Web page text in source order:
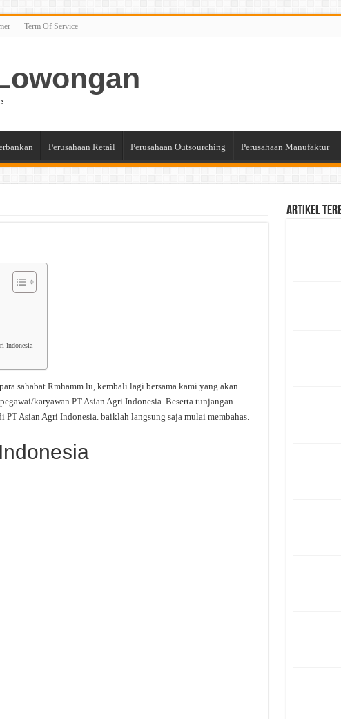
Term Of Service
Perusahaan Retail Perusahaan Outsourching Perusahaan Manufaktur
Indonesia
sahabat Rmhamm.lu, kembali lagi bersama kami yang akan
karyawan PT Asian Agri Indonesia. Beserta tunjangan
Asian Agri Indonesia. baiklah langsung saja mulai membahas.
Artikel